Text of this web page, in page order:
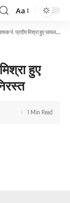
Font
Resizer
Aa
मिश्रा हुए घायल, सिर में लगी चोट, कथाएं निरस्त
हुए
1 Min Read